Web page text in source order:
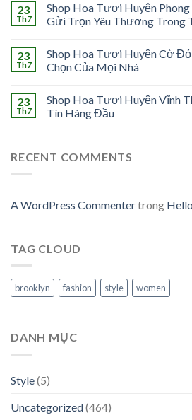
23
Th7
Shop Hoa Tươi Huyện
Gửi Trọn Yêu Thương Trong
23
Th7
Shop Hoa Tươi Huyện Cờ
Chọn Của Mọi Nhà
23
Th7
Shop Hoa Tươi Huyện Vĩnh
Tín Hàng Đầu
RECENT COMMENTS
A WordPress Commentertrong
TAG CLOUD
brooklyn fashion style women
DANH MỤC
Style(5)
Uncategorized(464)